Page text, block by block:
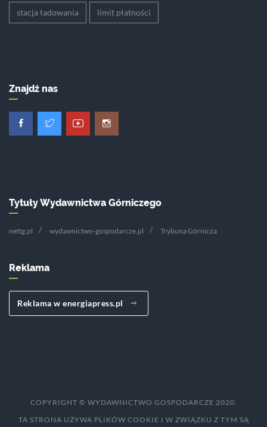
stacja ładowania limit płatności
Znajdź nas
Tytuły Wydawnictwa Górniczego
nettg.pl wydawnictwo-gospodarcze.pl Trybuna Górnicza
Reklama
Reklama w energiapress.pl
COPYRIGHT © WYDAWNICTWO GOSPODARCZE 2020.
TA STRONA UŻYWA PLIKÓW COOKIE I W ZWIĄZKU Z TYM SĄ